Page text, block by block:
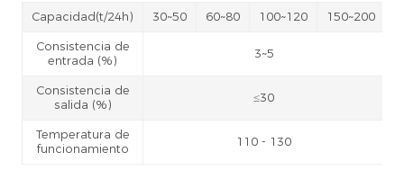
Capacidad(t/24h) 30~50 60~80 100~120 150~200
Consistencia de
entrada (%)
3~5
Consistencia de
salida (%)
≤30
Temperatura de
funcionamiento
110 - 130